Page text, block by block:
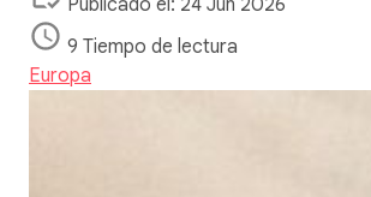
9 Tiempo de lectura
Europa